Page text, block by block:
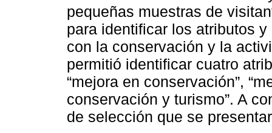
pequeñas muestras de
para identificar los atributos
con la conservación y la
permitió identificar cuatro
“mejora en conservación”,
conservación y turismo”. A
de selección que se